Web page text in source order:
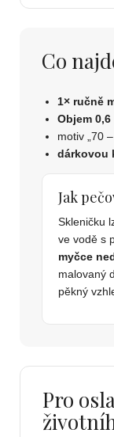
Co
1× ručně
Objem 0,6
motiv „70
dárkovou
Jak
Skleničku
ve vodě s
myčce
malovaný
pěkný
Pro